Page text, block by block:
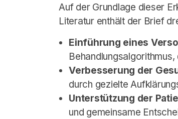
Auf der Grundlage dieser
Literatur enthält der Brief
Einführung eines
Verbesserung der
durch gezielte
Unterstützung der
und gemeinsame